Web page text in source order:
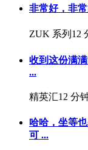
非常好，非
ZUK 系列 12
收到这份满
...
精英汇12 分
哈哈，坐等
可 ...